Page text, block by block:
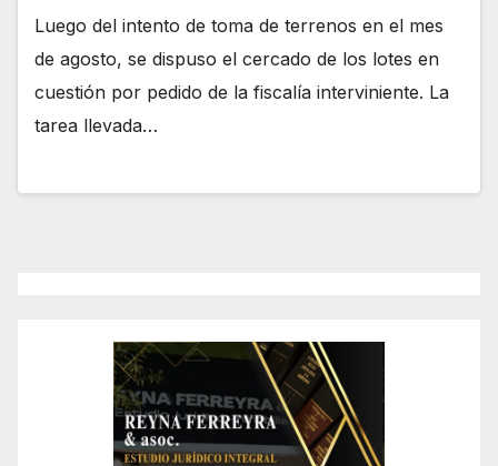
Luego del intento de toma de terrenos en el mes
de agosto, se dispuso el cercado de los lotes en
cuestión por pedido de la fiscalía interviniente. La
tarea llevada…